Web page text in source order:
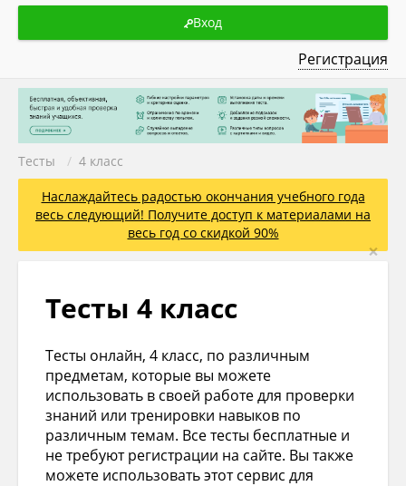
Вход
Регистрация
Тесты / 4 класс
Наслаждайтесь радостью окончания учебного года
весь следующий! Получите доступ к материалами на
весь год со скидкой 90%
×
Тесты 4 класс
Тесты онлайн, 4 класс, по различным
предметам, которые вы можете
использовать в своей работе для проверки
знаний или тренировки навыков по
различным темам. Все тесты бесплатные и
не требуют регистрации на сайте. Вы также
можете использовать этот сервис для